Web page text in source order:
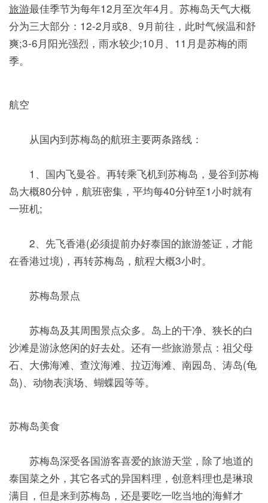
旅游最佳季节为每年12月至次年4月。苏梅岛天气大概
分为三大部分：12-2月或8、9月前往，此时气候温和舒
爽;3-6月阳光强烈，雨水较少;10月、11月是苏梅的雨
季。
航空
从国内到苏梅岛的航班主要两条路线：
1、国内飞曼谷。再转乘飞机到苏梅岛，曼谷到苏梅
岛大概80分钟，航班密集，平均每40分钟至1小时就有
一班机;
2、先飞香港(必须提前办好泰国的旅游签证，才能
在香港过境)，再转苏梅岛，航程大概3小时。
苏梅岛景点
苏梅岛及其周围景点众多。岛上的干净、狭长的白
沙滩是游泳悠闲的好去处。还有一些旅游景点：祖父母
石、大佛海滩、查汶海滩、拉迈海滩、南园岛、涛岛(龟
岛)、动物表演场、蝴蝶园等等。
苏梅岛美食
苏梅岛深受各国游客喜爱的旅游天堂，除了地道的
泰国菜之外，其它各式的异国料理，创意料理也是琳琅
满目，但是来到苏梅岛，还是要吃一吃当地的海鲜才